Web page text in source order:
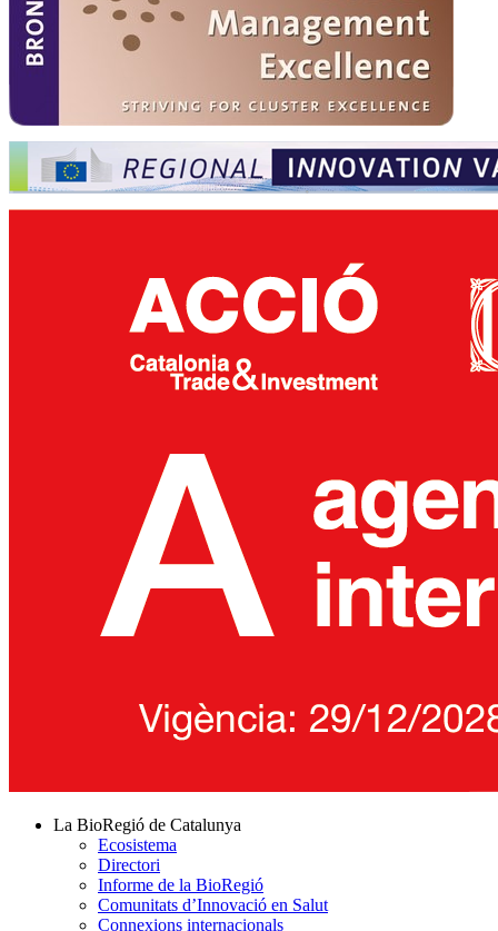
La BioRegió de Catalunya
Ecosistema
Directori
Informe de la BioRegió
Comunitats d’Innovació en Salut
Connexions internacionals